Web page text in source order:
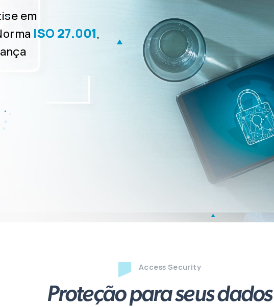
em
ISO 27.001,
Access Security
Proteção para seus dados